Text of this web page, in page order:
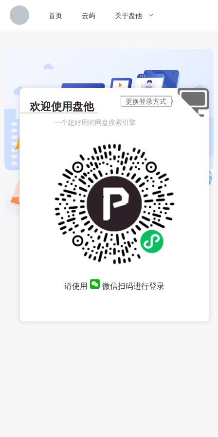
首页 云屿 关于盘他
欢迎使用盘他
一个超好用的网盘搜索引擎
请使用 微信扫码进行登录